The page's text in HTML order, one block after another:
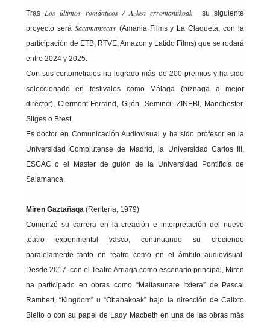
Tras Los últimos románticos / Azken erromantikoaksu siguiente
proyecto será Sacamantecas (Amania Films y La Claqueta, con la
participación de ETB, RTVE, Amazon y Latido Films) que se rodará
entre 2024 y 2025.
Con sus cortometrajes ha logrado más de 200 premios y ha sido
seleccionado en festivales como Málaga (biznaga a mejor
director), Clermont-Ferrand, Gijón, Seminci, ZINEBI, Manchester,
Sitges o Brest.
Es doctor en Comunicación Audiovisual y ha sido profesor en la
Universidad Complutense de Madrid, la Universidad Carlos III,
ESCAC o el Master de guión de la Universidad Pontificia de
Salamanca.
Miren Gaztañaga (Rentería, 1979)
Comenzó su carrera en la creación e interpretación del nuevo
teatro experimental vasco, continuando su creciendo
paralelamente tanto en teatro como en el ámbito audiovisual.
Desde 2017, con el Teatro Arriaga como escenario principal, Miren
ha participado en obras como “Maitasunare Itxiera” de Pascal
Rambert, “Kingdom” u “Obabakoak” bajo la dirección de Calixto
Bieito o con su papel de Lady Macbeth en una de las obras más